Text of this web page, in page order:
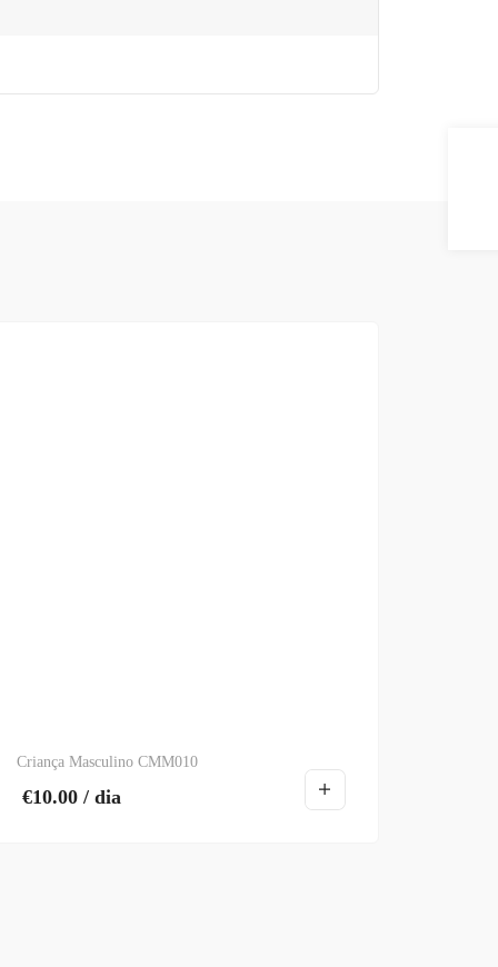
Criança Masculino CMM010
€10.00 / dia